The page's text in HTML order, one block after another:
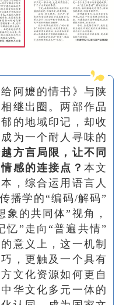
阿嬷的情书》与陕
继出圈。两部作品
的地域印记，却收
为一个耐人寻味的
方言局限，让不同
感的连接点？ 本文
，综合运用语言人
播学的“编码/解码”
的共同体”视角，
忆”走向“普遍共情”
意义上，这一机制
，更触及一个具有
文化资源如何更自
华文化多元一体的